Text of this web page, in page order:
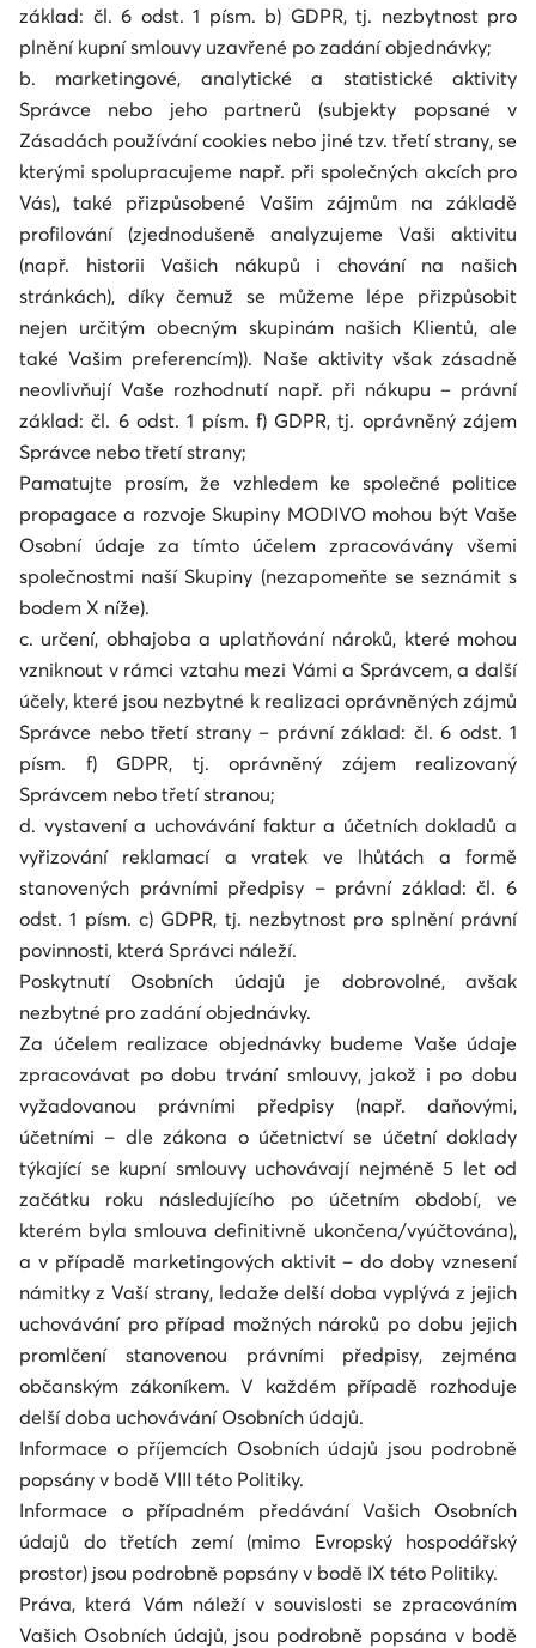
základ: čl. 6 odst. 1 písm. b) GDPR, tj. nezbytnost pro
plnění kupní smlouvy uzavřené po zadání objednávky;
b. marketingové, analytické a statistické aktivity
Správce nebo jeho partnerů (subjekty popsané v
Zásadách používání cookies nebo jiné tzv. třetí strany, se
kterými spolupracujeme např. při společných akcích pro
Vás), také přizpůsobené Vašim zájmům na základě
profilování (zjednodušeně analyzujeme Vaši aktivitu
(např. historii Vašich nákupů i chování na našich
stránkách), díky čemuž se můžeme lépe přizpůsobit
nejen určitým obecným skupinám našich Klientů, ale
také Vašim preferencím)). Naše aktivity však zásadně
neovlivňují Vaše rozhodnutí např. při nákupu – právní
základ: čl. 6 odst. 1 písm. f) GDPR, tj. oprávněný zájem
Správce nebo třetí strany;
Pamatujte prosím, že vzhledem ke společné politice
propagace a rozvoje Skupiny MODIVO mohou být Vaše
Osobní údaje za tímto účelem zpracovávány všemi
společnostmi naší Skupiny (nezapomeňte se seznámit s
bodem X níže).
c. určení, obhajoba a uplatňování nároků, které mohou
vzniknout v rámci vztahu mezi Vámi a Správcem, a další
účely, které jsou nezbytné k realizaci oprávněných zájmů
Správce nebo třetí strany – právní základ: čl. 6 odst. 1
písm. f) GDPR, tj. oprávněný zájem realizovaný
Správcem nebo třetí stranou;
d. vystavení a uchovávání faktur a účetních dokladů a
vyřizování reklamací a vratek ve lhůtách a formě
stanovených právními předpisy – právní základ: čl. 6
odst. 1 písm. c) GDPR, tj. nezbytnost pro splnění právní
povinnosti, která Správci náleží.
Poskytnutí Osobních údajů je dobrovolné, avšak
nezbytné pro zadání objednávky.
Za účelem realizace objednávky budeme Vaše údaje
zpracovávat po dobu trvání smlouvy, jakož i po dobu
vyžadovanou právními předpisy (např. daňovými,
účetními – dle zákona o účetnictví se účetní doklady
týkající se kupní smlouvy uchovávají nejméně 5 let od
začátku roku následujícího po účetním období, ve
kterém byla smlouva definitivně ukončena/vyúčtována),
a v případě marketingových aktivit – do doby vznesení
námitky z Vaší strany, ledaže delší doba vyplývá z jejich
uchovávání pro případ možných nároků po dobu jejich
promlčení stanovenou právními předpisy, zejména
občanským zákoníkem. V každém případě rozhoduje
delší doba uchovávání Osobních údajů.
Informace o příjemcích Osobních údajů jsou podrobně
popsány v bodě VIII této Politiky.
Informace o případném předávání Vašich Osobních
údajů do třetích zemí (mimo Evropský hospodářský
prostor) jsou podrobně popsány v bodě IX této Politiky.
Práva, která Vám náleží v souvislosti se zpracováním
Vašich Osobních údajů, jsou podrobně popsána v bodě